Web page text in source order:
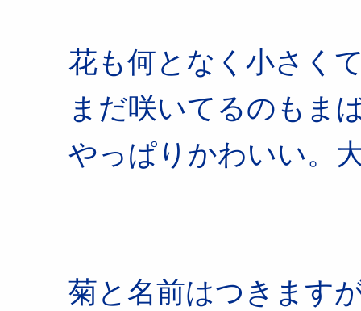
花も何となく小さく
まだ咲いてるのもま
やっぱりかわいい。
菊と名前はつきます